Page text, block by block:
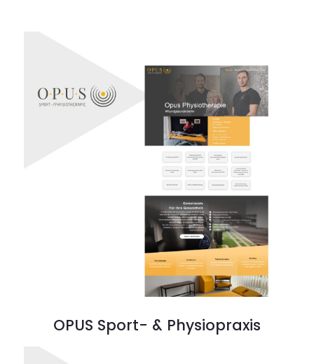
OPUS Sport- & Physiopraxis